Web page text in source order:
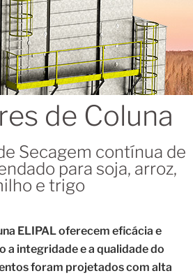
de Coluna
Secagem contínua de
para soja, arroz,
e trigo
ELIPAL oferecem eficácia e
a integridade e a qualidade do
foram projetados com alta